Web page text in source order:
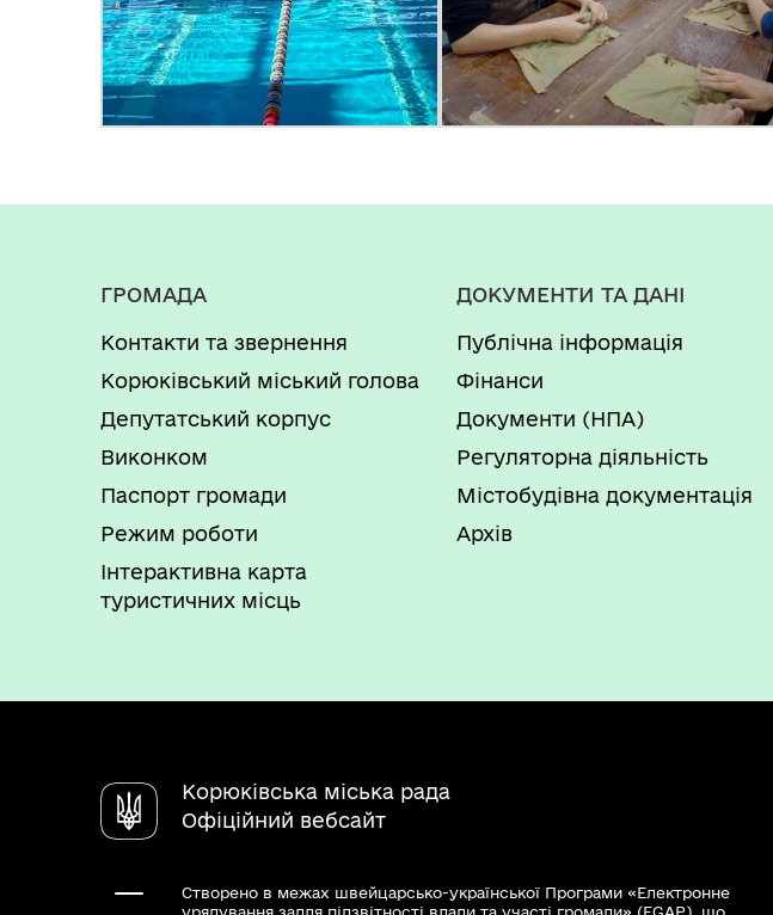
ГРОМАДА
Контакти та звернення
Корюківський міський голова
Депутатський корпус
Виконком
Паспорт громади
Режим роботи
Інтерактивна карта
туристичних місць
ДОКУМЕНТИ ТА ДАНІ
Публічна інформація
Фінанси
Документи (НПА)
Регуляторна діяльність
Містобудівна документація
Архів
Корюківська міська рада
Офіційний вебсайт
Створено в межах швейцарсько-української Програми «Електронне